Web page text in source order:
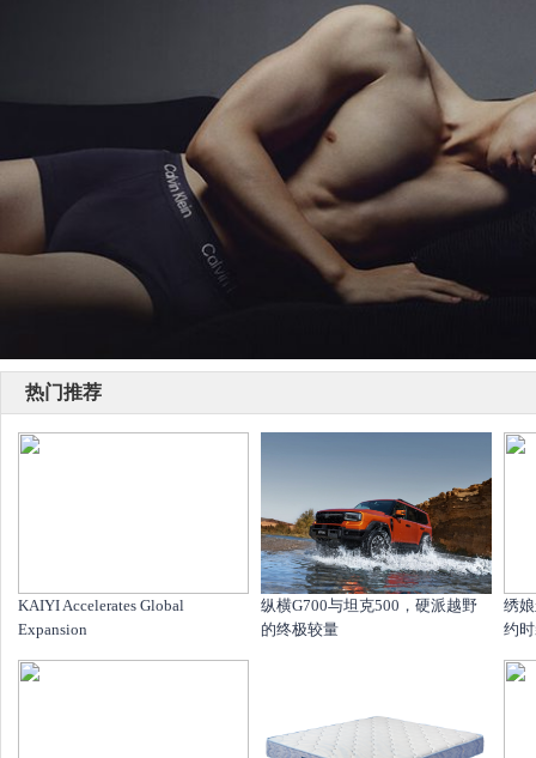
热门推荐
KAIYI Accelerates Global
Expansion
纵横G700与坦克500，硬派越野
的终极较量
绣
约